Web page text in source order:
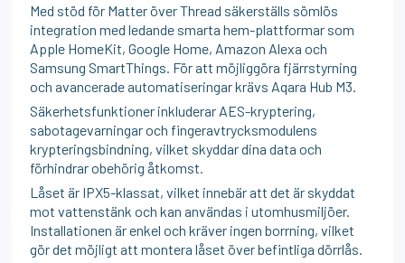
Med stöd för Matter över Thread säkerställs sömlös
integration med ledande smarta hem-plattformar som
Apple HomeKit, Google Home, Amazon Alexa och
Samsung SmartThings. För att möjliggöra fjärrstyrning
och avancerade automatiseringar krävs Aqara Hub M3.
Säkerhetsfunktioner inkluderar AES-kryptering,
sabotagevarningar och fingeravtrycksmodulens
krypteringsbindning, vilket skyddar dina data och
förhindrar obehörig åtkomst.
Låset är IPX5-klassat, vilket innebär att det är skyddat
mot vattenstänk och kan användas i utomhusmiljöer.
Installationen är enkel och kräver ingen borrning, vilket
gör det möjligt att montera låset över befintliga dörrlås.